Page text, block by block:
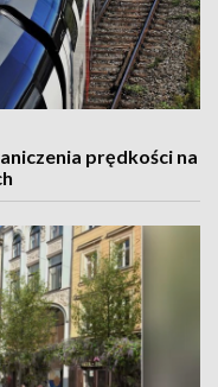
prędkości na